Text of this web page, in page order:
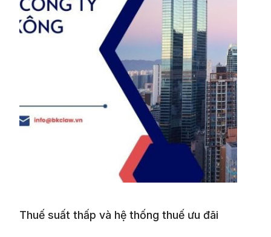
Thuế suất thấp và hệ thống thuế ưu đãi